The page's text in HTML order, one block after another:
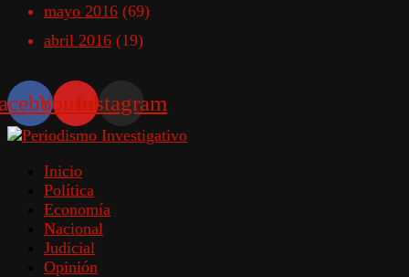
mayo 2016 (69)
abril 2016 (19)
YoutubeInstagram
Inicio
Política
Economía
Nacional
Judicial
Opinión